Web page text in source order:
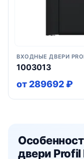
ВХОДНЫЕ ДВЕРИ
1003013
от 289692 ₽
двери Profil